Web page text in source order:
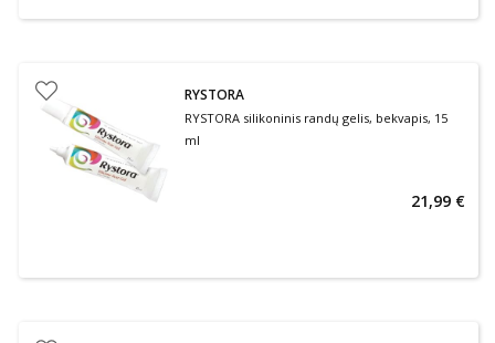
RYSTORA
RYSTORA silikoninis randų gelis, bekvapis, 15
ml
21,99 €